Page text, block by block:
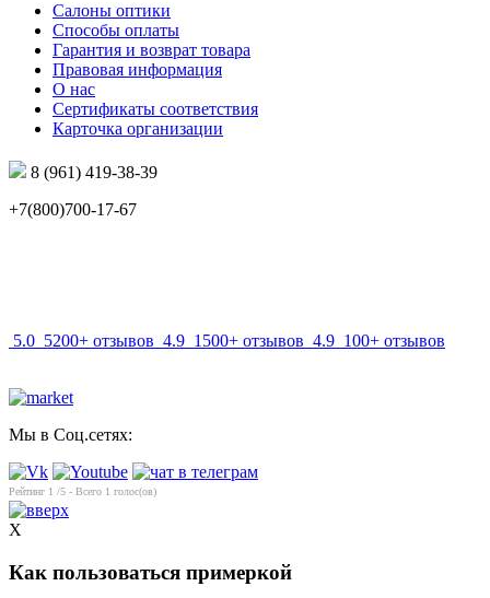
Салоны оптики
Способы оплаты
Гарантия и возврат товара
Правовая информация
О нас
Сертификаты соответствия
Карточка организации
8 (961) 419-38-39
+7(800)700-17-67
5.0 5200+ отзывов 4.9 1500+ отзывов 4.9 100+ отзывов
Мы в Соц.сетях:
Рейтинг 1 /5 - Всего 1 голос(ов)
X
Как пользоваться примеркой